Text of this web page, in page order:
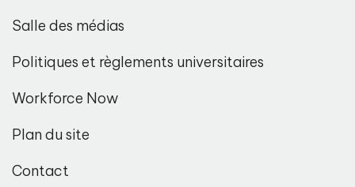
Salle des médias
Politiques et règlements universitaires
Workforce Now
Plan du site
Contact